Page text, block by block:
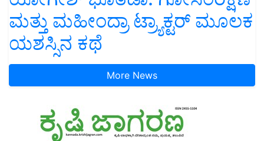
ಮತ್ತು ಮಹೀಂದ್ರಾ ಟ್ರ್ಯಾಕ್ಟರ್ ಮೂಲಕ
ಯಶಸ್ಸಿನ ಕಥೆ
More News